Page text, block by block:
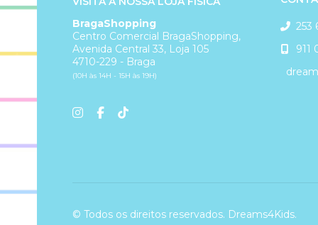
BragaShopping
Centro Comercial BragaShopping,
Avenida Central 33, Loja 105
4710-229 - Braga
(10H às 14H - 15H às 19H)
253
911
© Todos os direitos reservados. Dreams4Kids.